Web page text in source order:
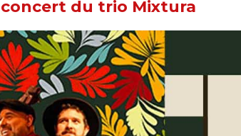
concert du trio Mixtura